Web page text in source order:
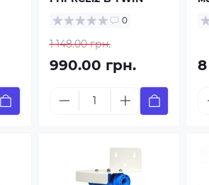
0
1 148.00 грн.
990.00 грн.